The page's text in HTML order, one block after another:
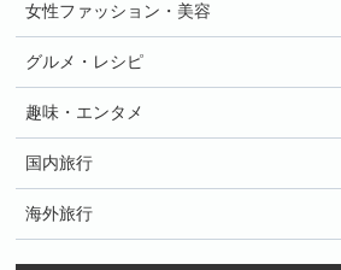
女性ファッション・美容
グルメ・レシピ
趣味・エンタメ
国内旅行
海外旅行